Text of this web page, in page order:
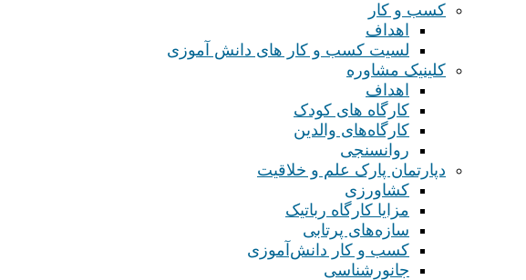
کسب و کار
اهداف
لسیت کسب و کار های دانش آموزی
کلینیک مشاوره
اهداف
کارگاه های کودک
کارگاه‌های والدین
روانسنجی
دپارتمان پارک علم و خلاقیت
کشاورزی
مزایا کارگاه رباتیک
سازه‌های پرتابی
کسب و کار دانش‌آموزی
جانورشناسی